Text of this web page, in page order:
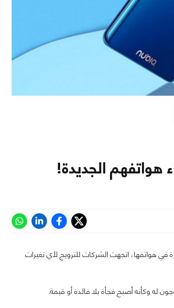
في هواتفها، اتجهت الشركات للترويج لأي تغيرات
له وكأنه أصبح فجأة بلا فائدة أو قيمة.